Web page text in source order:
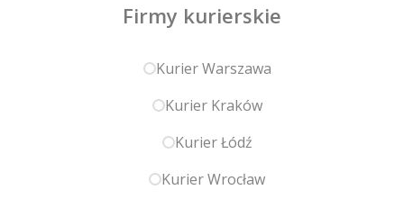
Firmy kurierskie
Kurier Warszawa
Kurier Kraków
Kurier Łódź
Kurier Wrocław